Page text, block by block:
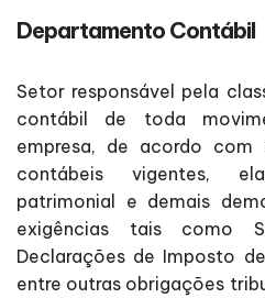
Departamento Contábil
Setor responsável pela
contábil de toda
empresa, de acordo com
contábeis vigentes,
patrimonial e demais
exigências tais como
Declarações de Imposto
entre outras obrigações